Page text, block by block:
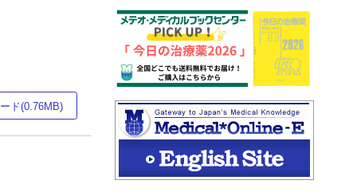
ド(0.76MB)